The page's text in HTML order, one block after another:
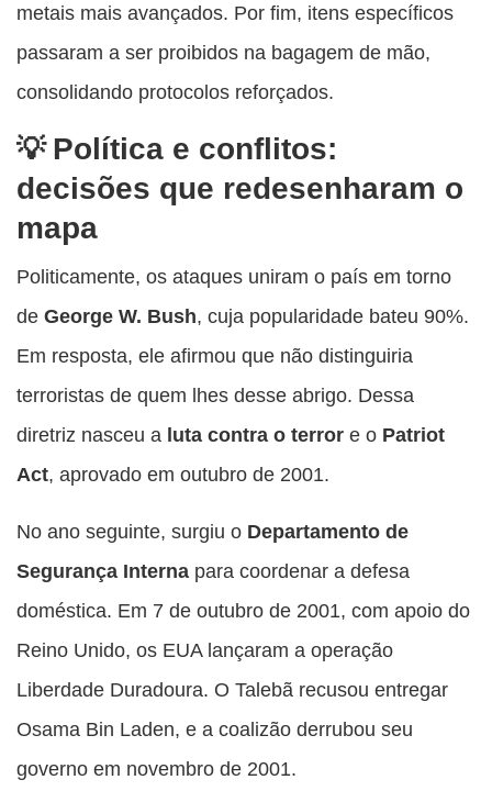
metais mais avançados. Por fim, itens específicos
passaram a ser proibidos na bagagem de mão,
consolidando protocolos reforçados.
Política e conflitos:
decisões que redesenharam o
mapa
Politicamente, os ataques uniram o país em torno
de George W. Bush, cuja popularidade bateu 90%.
Em resposta, ele afirmou que não distinguiria
terroristas de quem lhes desse abrigo. Dessa
diretriz nasceu a luta contra o terror e o Patriot
Act, aprovado em outubro de 2001.
No ano seguinte, surgiu o Departamento de
Segurança Interna para coordenar a defesa
doméstica. Em 7 de outubro de 2001, com apoio do
Reino Unido, os EUA lançaram a operação
Liberdade Duradoura. O Talebã recusou entregar
Osama Bin Laden, e a coalizão derrubou seu
governo em novembro de 2001.